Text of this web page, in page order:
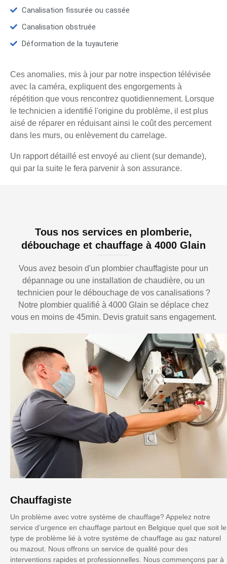
Canalisation fissurée ou cassée
Canalisation obstruée
Déformation de la tuyauterie
Ces anomalies, mis à jour par notre inspection télévisée
avec la caméra, expliquent des engorgements à
répétition que vous rencontrez quotidiennement. Lorsque
le technicien a identifié l'origine du problème, il est plus
aisé de réparer en réduisant ainsi le coût des percement
dans les murs, ou enlèvement du carrelage.
Un rapport détaillé est envoyé au client (sur demande),
qui par la suite le fera parvenir à son assurance.
Tous nos services en plomberie,
débouchage et chauffage à 4000 Glain
Vous avez besoin d'un plombier chauffagiste pour un
dépannage ou une installation de chaudière, ou un
technicien pour le débouchage de vos canalisations ?
Notre plombier qualifié à 4000 Glain se déplace chez
vous en moins de 45min. Devis gratuit sans engagement.
Chauffagiste
Un problème avec votre système de chauffage? Appelez notre
service d’urgence en chauffage partout en Belgique quel que soit le
type de problème lié à votre système de chauffage au gaz naturel
ou mazout. Nous offrons un service de qualité pour des
interventions rapides et professionnelles. Nous commençons par à